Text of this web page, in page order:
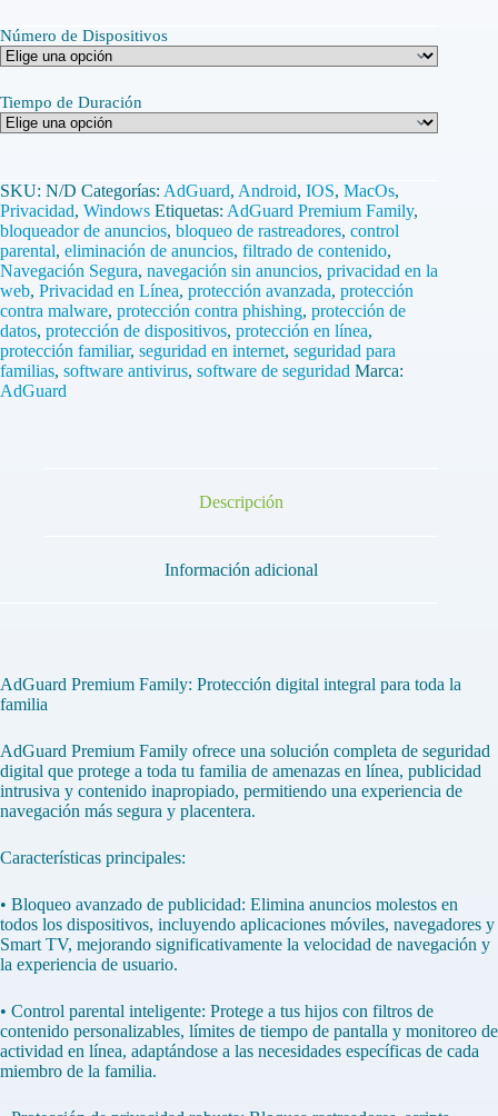
Número de Dispositivos
Tiempo de Duración
SKU: N/D Categorías: AdGuard, Android, IOS, MacOs,
Privacidad, Windows Etiquetas: AdGuard Premium Family,
bloqueador de anuncios, bloqueo de rastreadores, control
parental, eliminación de anuncios, filtrado de contenido,
Navegación Segura, navegación sin anuncios, privacidad en la
web, Privacidad en Línea, protección avanzada, protección
contra malware, protección contra phishing, protección de
datos, protección de dispositivos, protección en línea,
protección familiar, seguridad en internet, seguridad para
familias, software antivirus, software de seguridad Marca:
AdGuard
Descripción
Información adicional
AdGuard Premium Family: Protección digital integral para toda la
familia
AdGuard Premium Family ofrece una solución completa de seguridad
digital que protege a toda tu familia de amenazas en línea, publicidad
intrusiva y contenido inapropiado, permitiendo una experiencia de
navegación más segura y placentera.
Características principales:
• Bloqueo avanzado de publicidad: Elimina anuncios molestos en
todos los dispositivos, incluyendo aplicaciones móviles, navegadores y
Smart TV, mejorando significativamente la velocidad de navegación y
la experiencia de usuario.
• Control parental inteligente: Protege a tus hijos con filtros de
contenido personalizables, límites de tiempo de pantalla y monitoreo de
actividad en línea, adaptándose a las necesidades específicas de cada
miembro de la familia.